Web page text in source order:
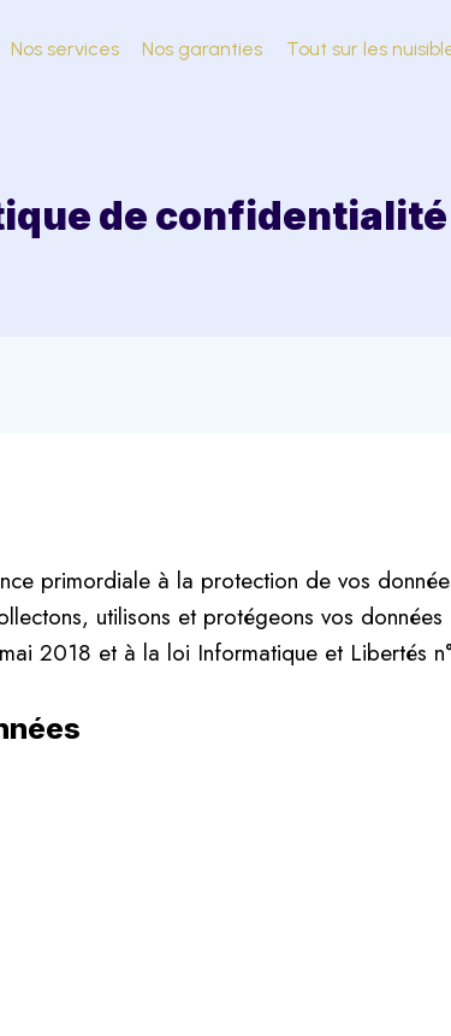
Nos services Nos garanties Tout sur les
de confidentialité
primordiale à la protection de vos
utilisons et protégeons vos
2018 et à la loi Informatique et Libertés